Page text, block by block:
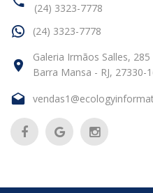
(24) 3323-7778
(24) 3323-7778
Galeria Irmãos Salles,
Barra Mansa - RJ, 27330-